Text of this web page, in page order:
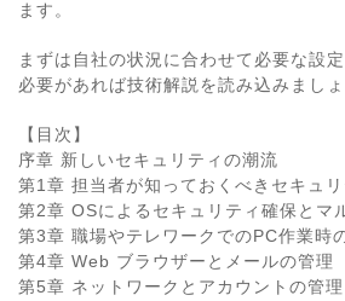
ます。
まずは自社の状況に合わせて必要な設定
必要があれば技術解説を読み込みましょ
【目次】
序章 新しいセキュリティの潮流
第1章 担当者が知っておくべきセキュ
第2章 OSによるセキュリティ確保とマ
第3章 職場やテレワークでのPC作業時
第4章 Web ブラウザーとメールの管理
第5章 ネットワークとアカウントの管理